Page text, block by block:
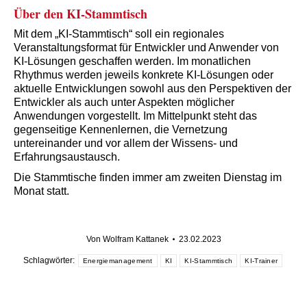
Über den KI-Stammtisch
Mit dem „KI-Stammtisch“ soll ein regionales
Veranstaltungsformat für Entwickler und Anwender von
KI-Lösungen geschaffen werden. Im monatlichen
Rhythmus werden jeweils konkrete KI-Lösungen oder
aktuelle Entwicklungen sowohl aus den Perspektiven der
Entwickler als auch unter Aspekten möglicher
Anwendungen vorgestellt. Im Mittelpunkt steht das
gegenseitige Kennenlernen, die Vernetzung
untereinander und vor allem der Wissens- und
Erfahrungsaustausch.
Die Stammtische finden immer am zweiten Dienstag im
Monat statt.
Von Wolfram Kattanek 23.02.2023
Schlagwörter: Energiemanagement KI KI-Stammtisch KI-Trainer